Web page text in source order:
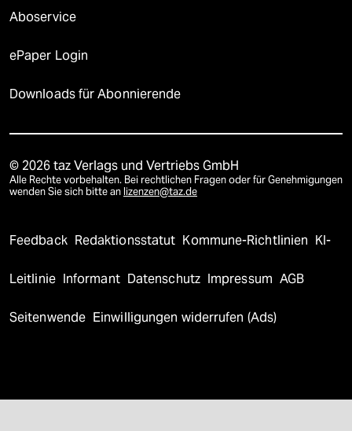
Aboservice
ePaper Login
Downloads für Abonnierende
© 2026 taz Verlags und Vertriebs GmbH
Alle Rechte vorbehalten. Bei rechtlichen Fragen oder für Genehmigungen
wenden Sie sich bitte an lizenzen@taz.de
Feedback Redaktionsstatut Kommune-Richtlinien KI-
Leitlinie Informant Datenschutz Impressum AGB
Seitenwende Einwilligungen widerrufen (Ads)